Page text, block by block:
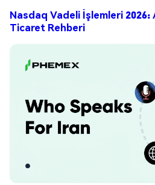
Nasdaq Vadeli İşlemleri 2026:
Ticaret Rehberi